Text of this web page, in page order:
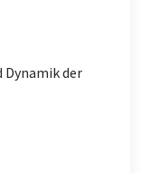
der